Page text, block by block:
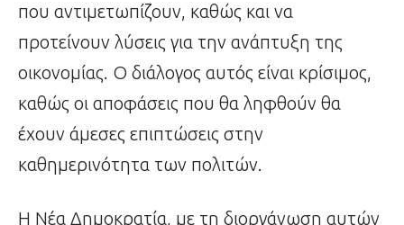
που αντιμετωπίζουν, καθώς και να
προτείνουν λύσεις για την ανάπτυξη της
οικονομίας. Ο διάλογος αυτός είναι κρίσιμος,
καθώς οι αποφάσεις που θα ληφθούν θα
έχουν άμεσες επιπτώσεις στην
καθημερινότητα των πολιτών.
Η Νέα Δημοκρατία, με τη διοργάνωση αυτών